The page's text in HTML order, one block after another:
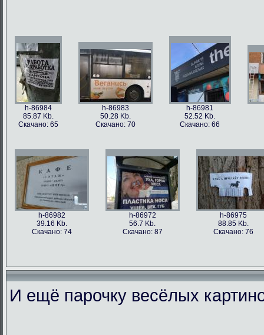
h-86984
85.87 Kb.
Скачано: 65
h-86983
50.28 Kb.
Скачано: 70
h-86981
52.52 Kb.
Скачано: 66
h-86982
39.16 Kb.
Скачано: 74
h-86972
56.7 Kb.
Скачано: 87
h-86975
88.85 Kb.
Скачано: 76
И ещё парочку весёлых